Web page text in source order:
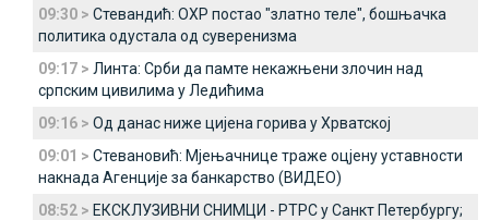
09:30 > Стевандић: ОХР постао "златно теле", бошњачка
политика одустала од суверенизма
09:17 > Линта: Срби да памте некажњени злочин над
српским цивилима у Ледићима
09:16 > Од данас ниже цијена горива у Хрватској
09:01 > Стевановић: Мјењачнице траже оцјену уставности
накнада Агенције за банкарство (ВИДЕО)
08:52 > ЕКСКЛУЗИВНИ СНИМЦИ - РТРС у Санкт Петербургу;